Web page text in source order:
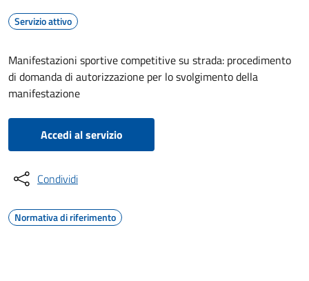
Servizio attivo
Manifestazioni sportive competitive su strada: procedimento
di domanda di autorizzazione per lo svolgimento della
manifestazione
Accedi al servizio
Condividi
Normativa di riferimento